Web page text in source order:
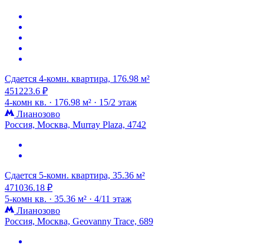
Сдается 4-комн. квартира, 176.98 м²
451223.6 ₽
4-комн кв. · 176.98 м² · 15/2 этаж
Лианозово
Россия, Москва, Murray Plaza, 4742
Сдается 5-комн. квартира, 35.36 м²
471036.18 ₽
5-комн кв. · 35.36 м² · 4/11 этаж
Лианозово
Россия, Москва, Geovanny Trace, 689